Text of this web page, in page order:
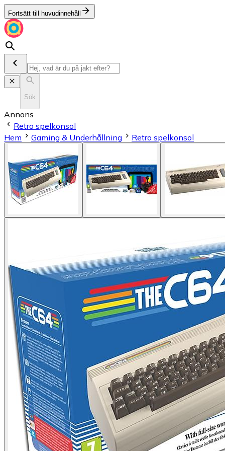
Fortsätt till huvudinnehåll
Sök
Annons
Retro spelkonsol
Hem
Gaming & Underhållning Retro spelkonsol